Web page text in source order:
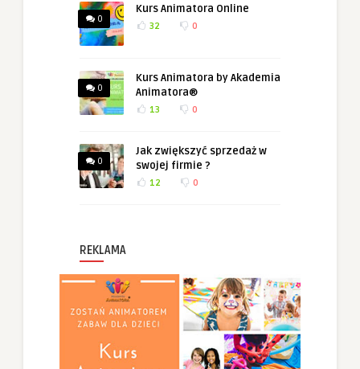
0
Kurs Animatora Online
32 0
0
Kurs Animatora by Akademia
Animatora®
13 0
0
Jak zwiększyć sprzedaż w
swojej firmie ?
12 0
REKLAMA